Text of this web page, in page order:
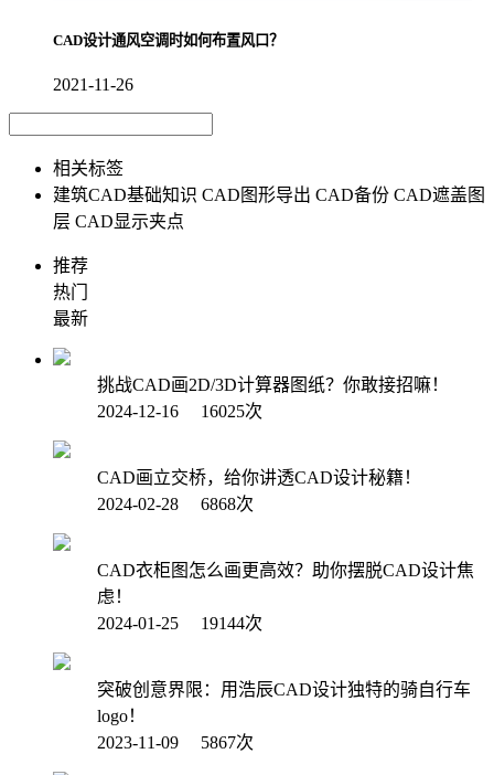
CAD设计通风空调时如何布置风口？
2021-11-26
相关标签
建筑CAD基础知识 CAD图形导出 CAD备份 CAD遮盖图
层 CAD显示夹点
推荐
热门
最新
挑战CAD画2D/3D计算器图纸？你敢接招嘛！
2024-12-16 16025次
CAD画立交桥，给你讲透CAD设计秘籍！
2024-02-28 6868次
CAD衣柜图怎么画更高效？助你摆脱CAD设计焦
虑！
2024-01-25 19144次
突破创意界限：用浩辰CAD设计独特的骑自行车
logo！
2023-11-09 5867次